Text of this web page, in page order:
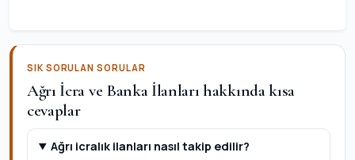
SIK SORULAN SORULAR
Ağrı İcra ve Banka İlanları hakkında kısa
cevaplar
Ağrı icralık ilanları nasıl takip edilir?